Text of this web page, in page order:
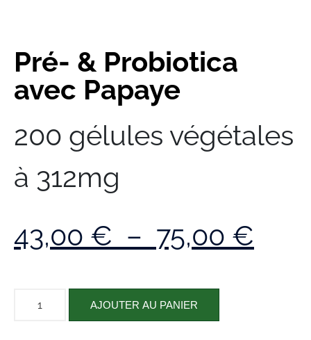
Pré- & Probiotica
avec Papaye
200 gélules végétales
à 312mg
43,00 € – 75,00 €
AJOUTER AU PANIER